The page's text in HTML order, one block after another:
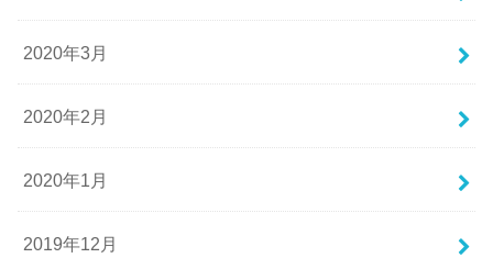
2020年3月
2020年2月
2020年1月
2019年12月